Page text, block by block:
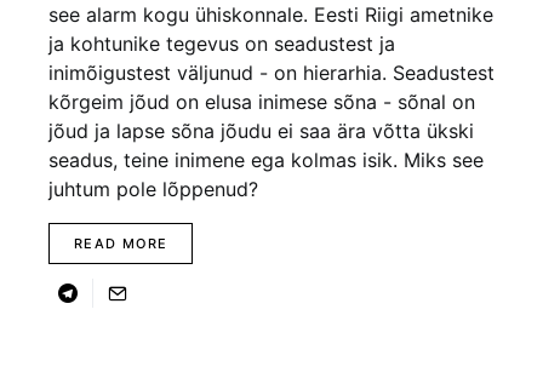
see alarm kogu ühiskonnale. Eesti Riigi ametnike
ja kohtunike tegevus on seadustest ja
inimõigustest väljunud - on hierarhia. Seadustest
kõrgeim jõud on elusa inimese sõna - sõnal on
jõud ja lapse sõna jõudu ei saa ära võtta ükski
seadus, teine inimene ega kolmas isik. Miks see
juhtum pole lõppenud?
READ MORE